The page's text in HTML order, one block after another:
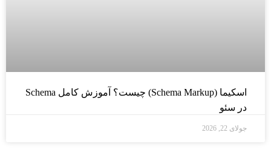
اسکیما (Schema Markup) چیست؟ آموزش کامل Schema
در سئو
جولای 22, 2026